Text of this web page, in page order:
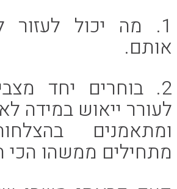
1. מה יכול
אותם.
2. בוחרים יחד
לעורר ייאוש במידה
ומתאמנים
מתחילים ממשהו הכי